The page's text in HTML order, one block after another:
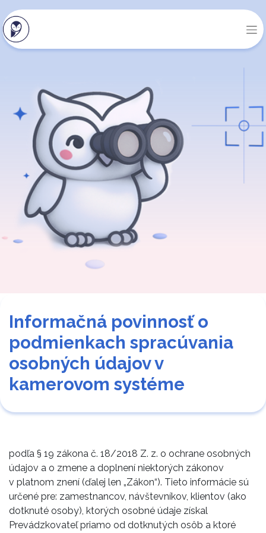
Informačná povinnosť o
podmienkach spracúvania
osobných údajov v
kamerovom systéme
podľa § 19 zákona č. 18/2018 Z. z. o ochrane osobných
údajov a o zmene a doplnení niektorých zákonov
v platnom znení (ďalej len „Zákon“). Tieto informácie sú
určené pre: zamestnancov, návštevníkov, klientov (ako
dotknuté osoby), ktorých osobné údaje získal
Prevádzkovateľ priamo od dotknutých osôb a ktoré